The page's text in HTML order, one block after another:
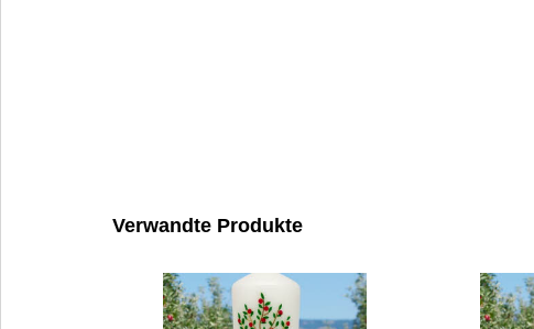
Verwandte Produkte